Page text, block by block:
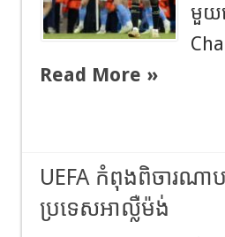
មួយន
Read More »
UEFA កំពុងពិចារណា
ប្រទេសអាល្លឺម៉ង់